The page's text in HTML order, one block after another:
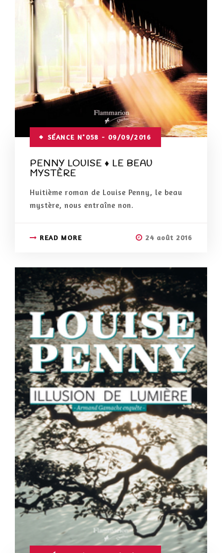
SÉANCE N°058 - 09/09/2016
PENNY LOUISE ♦ LE BEAU
MYSTÈRE
Huitième roman de Louise Penny, le beau
mystère, nous entraîne non.
READ MORE 24 août 2016